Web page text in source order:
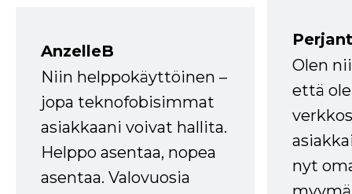
AnzelleB
Niin helppokäyttöinen –
jopa teknofobisimmat
asiakkaani voivat hallita.
Helppo asentaa, nopea
asentaa. Valovuosia
Olen
että
nyt